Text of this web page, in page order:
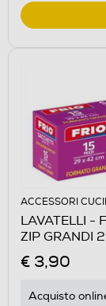
ACCESSORI
LAVATELLI -
ZIP GRANDI
€ 3,90
Acquisto